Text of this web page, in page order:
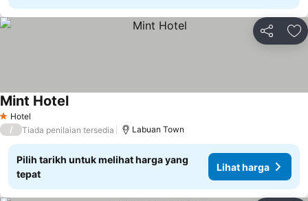
Kongsi
1 Bintang
Hotel
Mint HotelLihat harga
/ Tiada penilaian tersedia Labuan Town
Pilih tarikh untuk melihat harga yang
tepat
Lihat harga